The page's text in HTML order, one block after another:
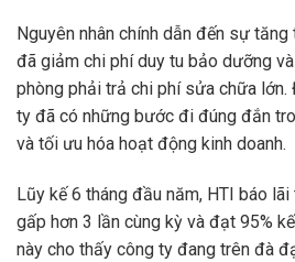
Nguyên nhân chính dẫn đến sự
đã giảm chi phí duy tu bảo dưỡng
phòng phải trả chi phí sửa chữa lớn.
ty đã có những bước đi đúng đắn
và tối ưu hóa hoạt động kinh doanh.
Lũy kế 6 tháng đầu năm, HTI báo
gấp hơn 3 lần cùng kỳ và đạt 95%
này cho thấy công ty đang trên đà